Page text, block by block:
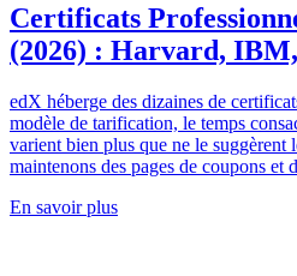
Certificats
(2026) : Harvard,
edX héberge des dizaines de
modèle de tarification, le temps
varient bien plus que ne le suggèrent
maintenons des pages de coupons
En savoir plus